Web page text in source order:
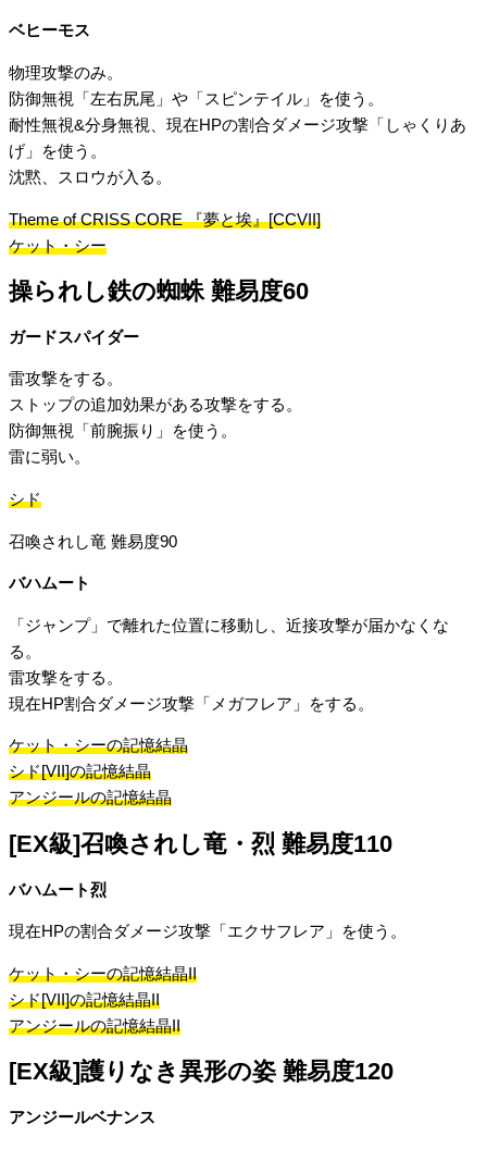
ベヒーモス
物理攻撃のみ。
防御無視「左右尻尾」や「スピンテイル」を使う。
耐性無視&分身無視、現在HPの割合ダメージ攻撃「しゃくりあ
げ」を使う。
沈黙、スロウが入る。
Theme of CRISS CORE 『夢と埃』[CCVII]
ケット・シー
操られし鉄の蜘蛛 難易度60
ガードスパイダー
雷攻撃をする。
ストップの追加効果がある攻撃をする。
防御無視「前腕振り」を使う。
雷に弱い。
シド
召喚されし竜 難易度90
バハムート
「ジャンプ」で離れた位置に移動し、近接攻撃が届かなくな
る。
雷攻撃をする。
現在HP割合ダメージ攻撃「メガフレア」をする。
ケット・シーの記憶結晶
シド[VII]の記憶結晶
アンジールの記憶結晶
[EX級]召喚されし竜・烈 難易度110
バハムート烈
現在HPの割合ダメージ攻撃「エクサフレア」を使う。
ケット・シーの記憶結晶II
シド[VII]の記憶結晶II
アンジールの記憶結晶II
[EX級]護りなき異形の姿 難易度120
アンジールベナンス